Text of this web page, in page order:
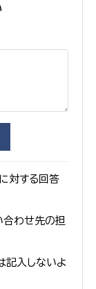
対する回答
合わせ先の担
記入しないよ